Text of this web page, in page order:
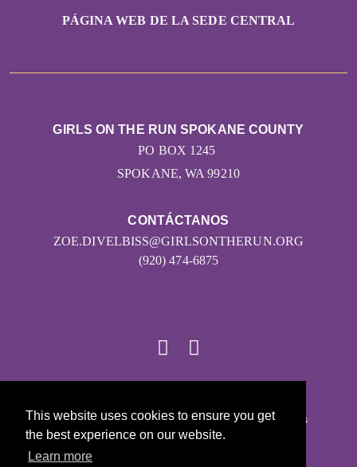
This website uses cookies to ensure you get
the best experience on our website.
Learn more
PÁGINA WEB DE LA SEDE CENTRAL
CONTÁCTANOS
ZOE.DIVELBISS@GIRLSONTHERUN.ORG
(920) 474-6875
GIRLS ON THE RUN SPOKANE COUNTY
PO BOX 1245
SPOKANE, WA 99210
Girls on the Run - Todos los derechos reservados
POLÍTICA DE PRIVACIDAD